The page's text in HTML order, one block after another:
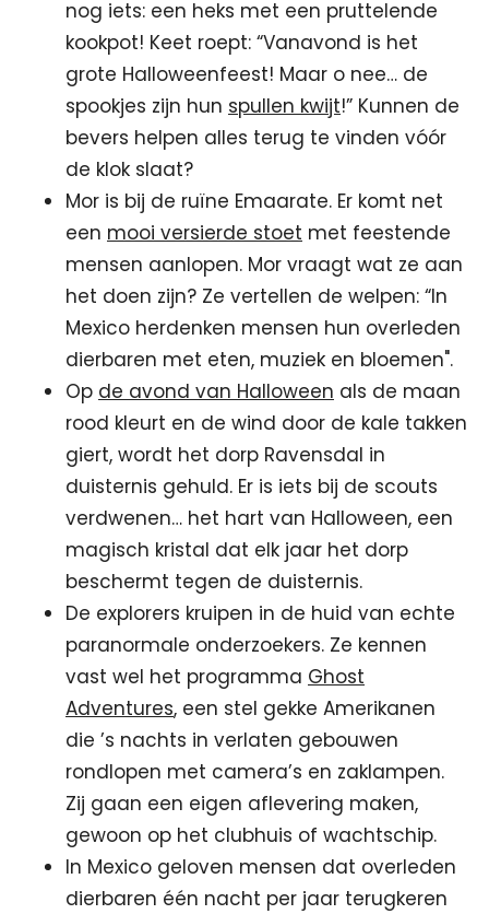
nog iets: een heks met een pruttelende
kookpot! Keet roept: “Vanavond is het
grote Halloweenfeest! Maar o nee… de
spookjes zijn hun spullen kwijt!” Kunnen de
bevers helpen alles terug te vinden vóór
de klok slaat?
Mor is bij de ruïne Emaarate. Er komt net
een mooi versierde stoet met feestende
mensen aanlopen. Mor vraagt wat ze aan
het doen zijn? Ze vertellen de welpen: “In
Mexico herdenken mensen hun overleden
dierbaren met eten, muziek en bloemen".
Op de avond van Halloween als de maan
rood kleurt en de wind door de kale takken
giert, wordt het dorp Ravensdal in
duisternis gehuld. Er is iets bij de scouts
verdwenen… het hart van Halloween, een
magisch kristal dat elk jaar het dorp
beschermt tegen de duisternis.
De explorers kruipen in de huid van echte
paranormale onderzoekers. Ze kennen
vast wel het programma Ghost
Adventures, een stel gekke Amerikanen
die ’s nachts in verlaten gebouwen
rondlopen met camera’s en zaklampen.
Zij gaan een eigen aflevering maken,
gewoon op het clubhuis of wachtschip.
In Mexico geloven mensen dat overleden
dierbaren één nacht per jaar terugkeren